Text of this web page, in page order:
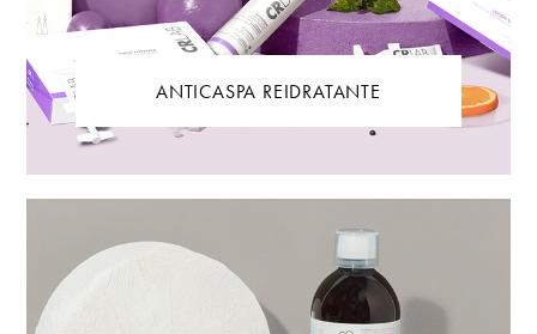
ANTICASPA REIDRATANTE